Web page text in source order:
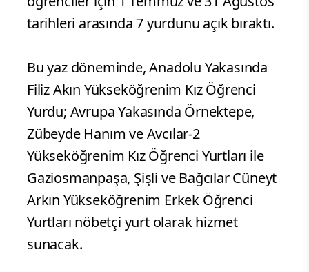
tarihleri arasında 7 yurdunu açık bıraktı.
Bu yaz döneminde, Anadolu Yakasında
Filiz Akın Yükseköğrenim Kız Öğrenci
Yurdu; Avrupa Yakasında Örnektepe,
Zübeyde Hanım ve Avcılar-2
Yükseköğrenim Kız Öğrenci Yurtları ile
Gaziosmanpaşa, Şişli ve Bağcılar Cüneyt
Arkın Yükseköğrenim Erkek Öğrenci
Yurtları nöbetçi yurt olarak hizmet
sunacak.